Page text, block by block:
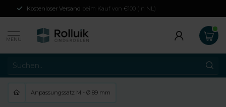
Kostenloser Versand beim Kauf von €100 (in NL)
MENU
Anpassungssatz M - Ø 89 mm